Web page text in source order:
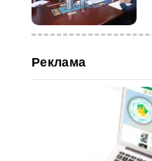
Реклама